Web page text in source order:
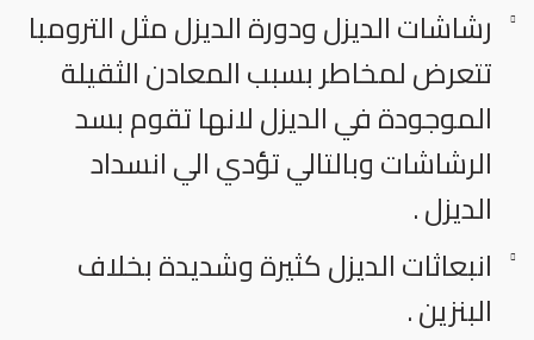
رشاشات الديزل ودورة الديزل مثل الترومبا
تتعرض لمخاطر بسبب المعادن الثقيلة
الموجودة في الديزل لانها تقوم بسد
الرشاشات وبالتالي تؤدي الي انسداد
الديزل .
انبعاثات الديزل كثيرة وشديدة بخلاف
البنزين .